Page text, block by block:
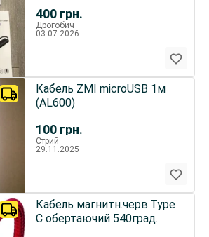
400 грн.
Дрогобич
03.07.2026
100 грн.
Кабель ZMI microUSB 1м
(AL600)
Стрий
29.11.2025
Кабель магнитн.черв.Type
C обертаючий 540град.